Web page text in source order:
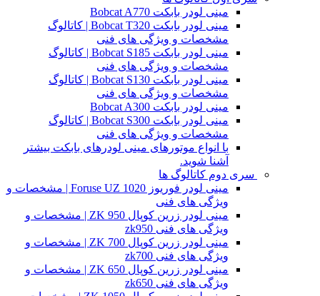
مینی لودر بابکت Bobcat A770
مینی لودر بابکت Bobcat T320 | کاتالوگ
مشخصات و ویژگی های فنی
مینی لودر بابکت Bobcat S185 | کاتالوگ
مشخصات و ویژگی های فنی
مینی لودر بابکت Bobcat S130 | کاتالوگ
مشخصات و ویژگی های فنی
مینی لودر بابکت Bobcat A300
مینی لودر بابکت Bobcat S300 | کاتالوگ
مشخصات و ویژگی های فنی
با انواع موتورهای مینی لودرهای بابکت بیشتر
آشنا شوید.
سری دوم کاتالوگ ها
مینی لودر فوریوز Foruse UZ 1020 | مشخصات و
ویژگی های فنی
مینی لودر زرین کوپال ZK 950 | مشخصات و
ویژگی های فنی zk950
مینی لودر زرین کوپال ZK 700 | مشخصات و
ویژگی های فنی zk700
مینی لودر زرین کوپال ZK 650 | مشخصات و
ویژگی های فنی zk650